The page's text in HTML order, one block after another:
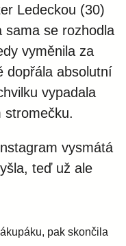
Ledeckou (30)
sama se rozhodla
vyměnila za
dopřála absolutní
vypadala
stromečku.
vysmátá
teď už ale